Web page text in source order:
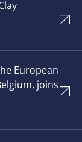
European
joins